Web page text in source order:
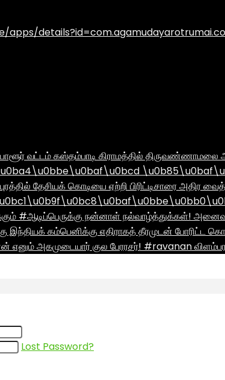
apps/
வட்டம் கஸ்தம்பாடி கிராமத்தில் திருவண்ணாமலை
தேசியக் கொடியை ஏற்றி பிரிட்டிசாரை அதிர
#ஆடிப்பெருக்கு நன்னாள் நல்வாழ்த்துக்கள்!
இந்தியக் கம்பெனிக்கு எதிராகத் தீரமுடன் போரிட்ட
அகமுடையார் குல பேரரசர்! #ravanan
Lost Password?